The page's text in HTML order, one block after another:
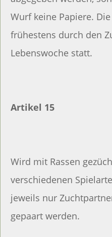
Wurf keine Papiere.
frühestens durch den
Lebenswoche statt.
Artikel 15
Wird mit Rassen
verschiedenen
jeweils nur
gepaart werden.